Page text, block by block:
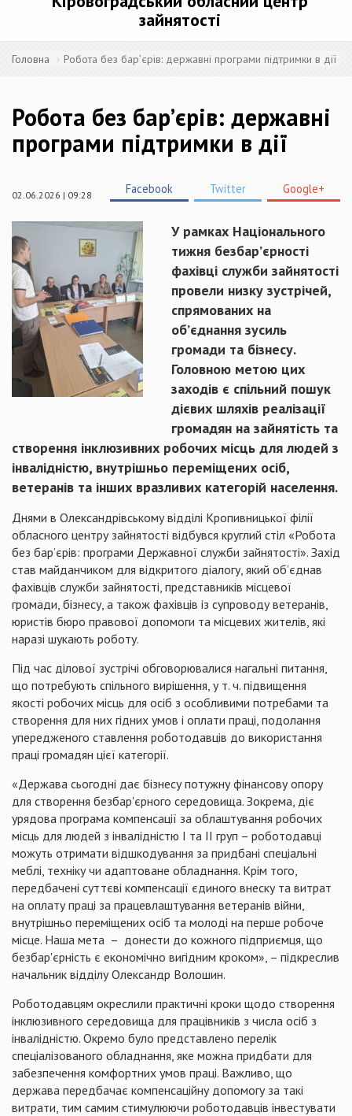
зайнятості
Головна Робота без бар’єрів: державні програми підтримки в дії
Робота без бар’єрів: державні
програми підтримки в дії
02.06.2026 | 09:28 Facebook Twitter Google+
У рамках Національного
тижня безбар’єрності
фахівці служби зайнятості
провели низку зустрічей,
спрямованих на
об’єднання зусиль
громади та бізнесу.
Головною метою цих
заходів є спільний пошук
дієвих шляхів реалізації
громадян на зайнятість та
створення інклюзивних робочих місць для людей з
інвалідністю, внутрішньо переміщених осіб,
ветеранів та інших вразливих категорій населення.
Днями в Олександрівському відділі Кропивницької філії
обласного центру зайнятості відбувся круглий стіл «Робота
без бар’єрів: програми Державної служби зайнятості». Захід
став майданчиком для відкритого діалогу, який об’єднав
фахівців служби зайнятості, представників місцевої
громади, бізнесу, а також фахівців із супроводу ветеранів,
юристів бюро правової допомоги та місцевих жителів, які
наразі шукають роботу.
Під час ділової зустрічі обговорювалися нагальні питання,
що потребують спільного вирішення, у т. ч. підвищення
якості робочих місць для осіб з особливими потребами та
створення для них гідних умов і оплати праці, подолання
упередженого ставлення роботодавців до використання
праці громадян цієї категорії.
«Держава сьогодні дає бізнесу потужну фінансову опору
для створення безбар'єрного середовища. Зокрема, діє
урядова програма компенсації за облаштування робочих
місць для людей з інвалідністю I та II груп – роботодавці
можуть отримати відшкодування за придбані спеціальні
меблі, техніку чи адаптоване обладнання. Крім того,
передбачені суттєві компенсації єдиного внеску та витрат
на оплату праці за працевлаштування ветеранів війни,
внутрішньо переміщених осіб та молоді на перше робоче
місце. Наша мета – донести до кожного підприємця, що
безбар'єрність є економічно вигідним кроком», – підкреслив
начальник відділу Олександр Волошин.
Роботодавцям окреслили практичні кроки щодо створення
інклюзивного середовища для працівників з числа осіб з
інвалідністю. Окремо було представлено перелік
спеціалізованого обладнання, яке можна придбати для
забезпечення комфортних умов праці. Важливо, що
держава передбачає компенсаційну допомогу за такі
витрати, тим самим стимулюючи роботодавців інвестувати